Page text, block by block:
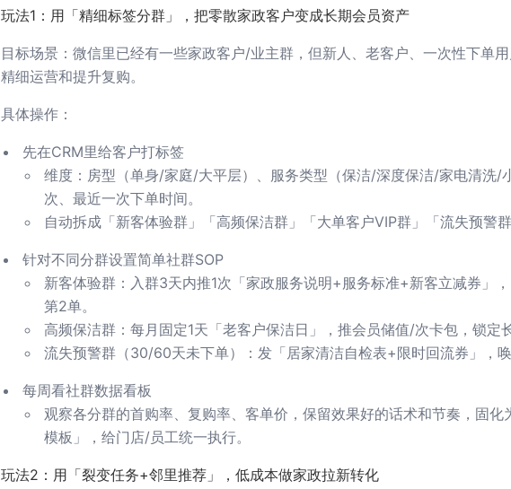
玩法1：用「精细标签分群」，把零散家政客户变成长期会员资产
目标场景：微信里已经有一些家政客户/业主群，但新人、老客户、一次性下单
精细运营和提升复购。
具体操作：
先在CRM里给客户打标签
维度：房型（单身/家庭/大平层）、服务类型（保洁/深度保洁/家电清洗/
次、最近一次下单时间。
自动拆成「新客体验群」「高频保洁群」「大单客户VIP群」「流失预警群
针对不同分群设置简单社群SOP
新客体验群：入群3天内推1次「家政服务说明+服务标准+新客立减券」
第2单。
高频保洁群：每月固定1天「老客户保洁日」，推会员储值/次卡包，锁定
流失预警群（30/60天未下单）：发「居家清洁自检表+限时回流券」，唤
每周看社群数据看板
观察各分群的首购率、复购率、客单价，保留效果好的话术和节奏，固化
模板」，给门店/员工统一执行。
玩法2：用「裂变任务+邻里推荐」，低成本做家政拉新转化